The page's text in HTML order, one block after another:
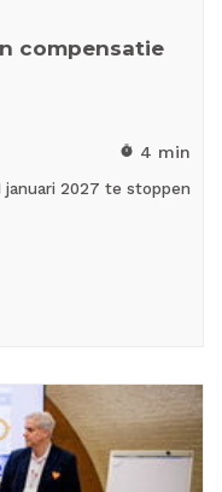
compensatie
timer 4 min
januari 2027 te stoppen